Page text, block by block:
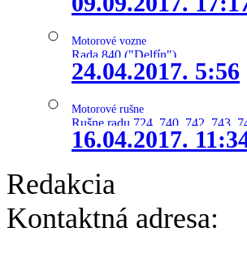
Motorové vozne
Rada 840 ("Delfín")
24.04.2017. 5:56
Motorové rušne
Rušne radu 724, 740, 742, 743,
16.04.2017.
Redakcia
Kontaktná adresa: